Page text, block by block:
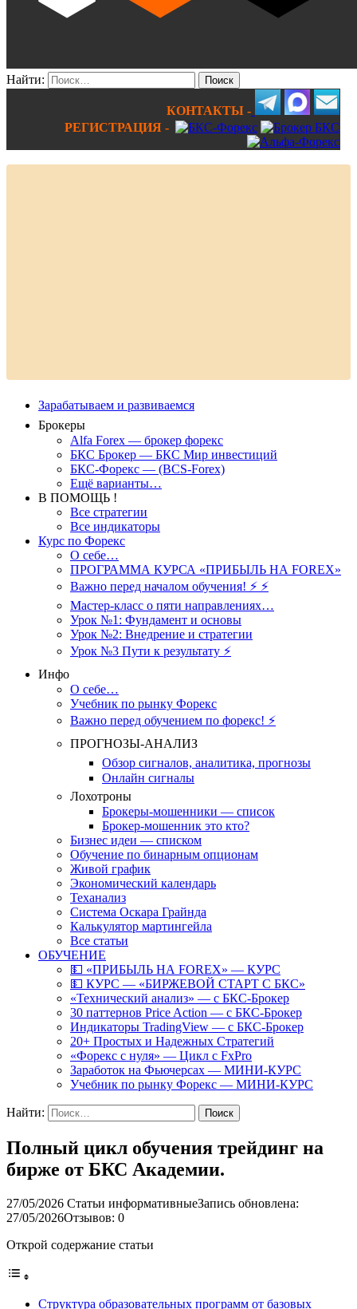
Найти:
КОНТАКТЫ -
РЕГИСТРАЦИЯ -
Зарабатываем и развиваемся
Брокеры
Alfa Forex — брокер форекс
БКС Брокер — БКС Мир инвестиций
БКС-Форекс — (BCS-Forex)
Ещё варианты…
В ПОМОЩЬ !
Все стратегии
Все индикаторы
Курс по Форекс
О себе…
ПРОГРАММА КУРСА «ПРИБЫЛЬ НА FOREX»
Важно перед началом обучения! ⚡ ⚡
Мастер-класс о пяти направлениях…
Урок №1: Фундамент и основы
Урок №2: Внедрение и стратегии
Урок №3 Пути к результату ⚡️
Инфо
О себе…
Учебник по рынку Форекс
Важно перед обучением по форекс! ⚡
ПРОГНОЗЫ-АНАЛИЗ
Обзор сигналов, аналитика, прогнозы
Онлайн сигналы
Лохотроны
Брокеры-мошенники — список
Брокер-мошенник это кто?
Бизнес идеи — списком
Обучение по бинарным опционам
Живой график
Экономический календарь
Теханализ
Система Оскара Грайнда
Калькулятор мартингейла
Все статьи
ОБУЧЕНИЕ
💵 «ПРИБЫЛЬ НА FOREX» — КУРС
💵 КУРС — «БИРЖЕВОЙ СТАРТ С БКС»
«Технический анализ» — с БКС-Брокер
30 паттернов Price Action — с БКС-Брокер
Индикаторы TradingView — с БКС-Брокер
20+ Простых и Надежных Стратегий
«Форекс с нуля» — Цикл с FxPro
Заработок на Фьючерсах — МИНИ-КУРС
Учебник по рынку Форекс — МИНИ-КУРС
Найти:
Полный цикл обучения трейдинг на
бирже от БКС Академии.
27/05/2026 Статьи информативныеЗапись обновлена:
27/05/2026Отзывов: 0
Открой содержание статьи
Структура образовательных программ от базовых